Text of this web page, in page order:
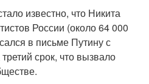
известно, что Никита
России (около 64 000
в письме Путину с
срок, что вызвало